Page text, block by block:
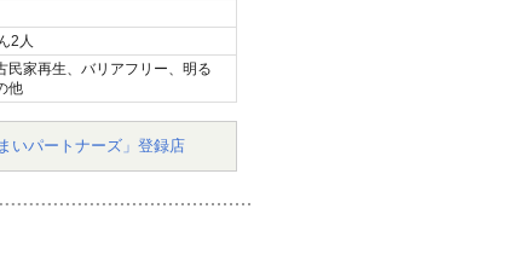
2人
民家再生、バリアフリー、明る
他
いパートナーズ」登録店